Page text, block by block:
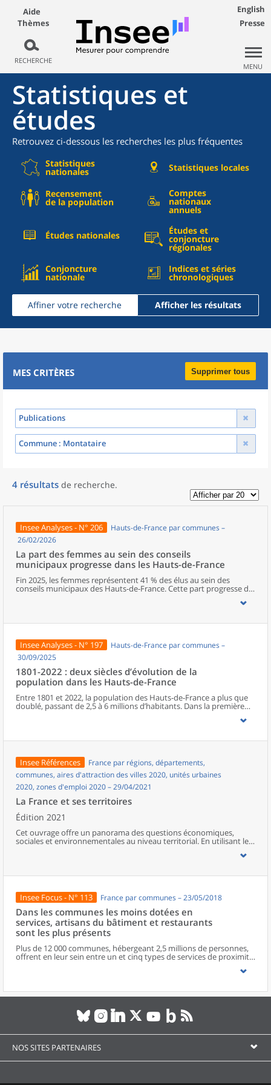
Aide
Thèmes
RECHERCHE
English
Presse
MENU
Statistiques et
études
Retrouvez ci-dessous les recherches les plus fréquentes
Statistiques
nationales Statistiques locales
Recensement
de la population
Comptes
nationaux
annuels
Études nationales Études et
conjoncture
régionales
Conjoncture
nationale
Indices et séries
chronologiques
Affiner votre recherche Afficher les résultats
MES CRITÈRES Supprimer tous
Publications
Commune : Montataire
4 résultats de recherche.
Insee Analyses - N° 206
Hauts-de-France par communes –
26/02/2026
La part des femmes au sein des conseils
municipaux progresse dans les Hauts-de-France
Fin 2025, les femmes représentent 41 % des élus au sein des
conseils municipaux des Hauts-de-France. Cette part progresse de
deux points entre les deux dernières élections municipales, mais
représentation féminine diminue cependant à mesure que les
sur cinq occupé par une femme. Les élues municipales de la région
sont plus jeunes que leurs homologues masculins. En parallèle de
leurs fonctions politiques, elles occupent davantage que ces
et moins souvent des emplois de cadre ou des professions
intellectuelles supérieures.
Insee Analyses - N° 197
Hauts-de-France par communes –
30/09/2025
1801-2022 : deux siècles d’évolution de la
population dans les Hauts-de-France
Entre 1801 et 2022, la population des Hauts-de-France a plus que
doublé, passant de 2,5 à 6 millions d’habitants. Dans la première
moitié du XIXe siècle, l’essor régional est surtout porté par le Nord.
accélérant l’exode rural, bouleverse le peuplement de la région.
pays entre dans une phase de ralentissement démographique. En
première ligne lors des deux conflits mondiaux, les Hauts-de-
France retrouvent leur poids démographique d’avant la Première
Guerre dès les années 1950, à la faveur du baby-boom et de la
reconstruction. Depuis les années 1970, la population subit un
ralentissement, du fait d’une baisse progressive de l’excédent
naturel.
Insee Références
France par régions, départements,
communes, aires d'attraction des villes 2020, unités urbaines
2020, zones d'emploi 2020 – 29/04/2021
La France et ses territoires
Édition 2021
Cet ouvrage offre un panorama des questions économiques,
sociales et environnementales au niveau territorial. En utilisant les
disparités géographiques en France, sur les forces et faiblesses des
population.
Insee Focus - N° 113 France par communes – 23/05/2018
Dans les communes les moins dotées en
services, artisans du bâtiment et restaurants
sont les plus présents
Plus de 12 000 communes, hébergeant 2,5 millions de personnes,
offrent en leur sein entre un et cinq types de services de proximité.
Dans ces communes, les artisans et les restaurants sont les plus
boulangeries ou les supérettes, n’apparaissent de façon
significative que dans les communes offrant au moins dix types de
services de proximité. Quant aux services médicaux, ils sont situés
dans des communes bénéficiant d’un nombre d’équipements
encore plus large. Aux communes qui possèdent au moins un
service de proximité, s’ajoutent 1 888 communes qui n’en
NOS SITES PARTENAIRES